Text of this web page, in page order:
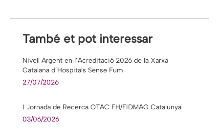
També et pot interessar
Nivell Argent en l’Acreditació 2026 de la Xarxa
Catalana d’Hospitals Sense Fum
27/07/2026
I Jornada de Recerca OTAC FH/FIDMAG Catalunya
03/06/2026